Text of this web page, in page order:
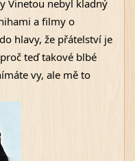
Vinetou nebyl kladný
a filmy o
hlavy, že přátelství je
teď takové blbé
vy, ale mě to